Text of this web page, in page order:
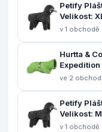
Petify
Velikost:
v 1 obchodě
Hurtta &
ve 2
Petify
Velikost: M
v 1 obchodě